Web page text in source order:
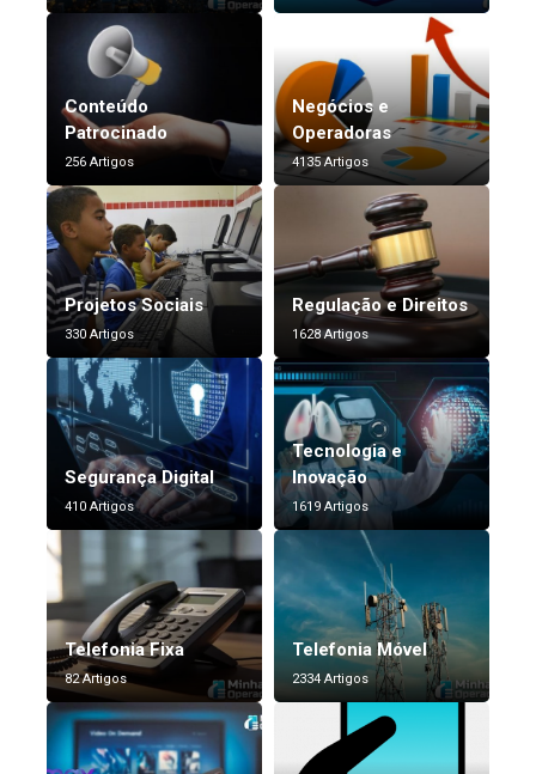
Conteúdo
Patrocinado
256 Artigos
Negócios e
Operadoras
4135 Artigos
Projetos Sociais
330 Artigos
Regulação e Direitos
1628 Artigos
Segurança Digital
410 Artigos
Tecnologia e
Inovação
1619 Artigos
Telefonia Fixa
82 Artigos
Telefonia Móvel
2334 Artigos